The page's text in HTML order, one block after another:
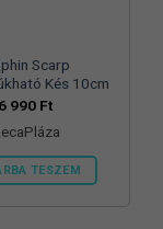
Scarp
Kés 10cm
6 990 Ft
TESZEM